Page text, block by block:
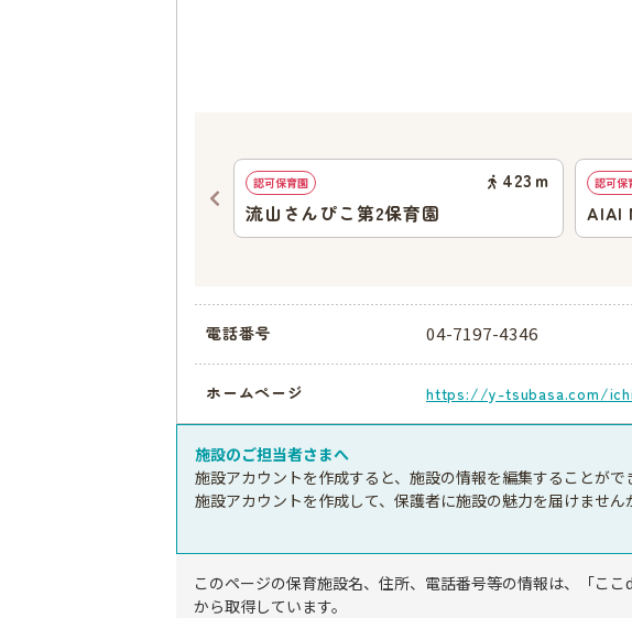
認可保育園 423 ｍ
流山さんぴこ第2保育園
認可保
AIAI
電話番号 04-7197-4346
ホームページ https://y-tsubasa.com/
施設のご担当者さまへ
施設アカウントを作成すると、施設の情報を編集することがで
施設アカウントを作成して、保護者に施設の魅力を届けません
このページの保育施設名、住所、電話番号等の情報は、「こ
から取得しています。